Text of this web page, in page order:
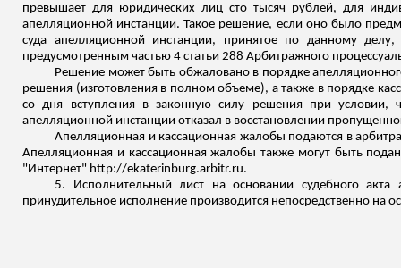
превышает для юридических лиц сто тысяч рублей, для
апелляционной инстанции. Такое решение, если оно было
суда апелляционной инстанции, принятое по данному
предусмотренным частью 4 статьи 288 Арбитражного
Решение может быть обжаловано в порядке
решения (изготовления в полном объеме), а также в порядке
со дня вступления в законную силу решения при условии,
апелляционной инстанции отказал в восстановлении
Апелляционная и кассационная жалобы подаются в
Апелляционная и кассационная жалобы также могут быть
"Интернет" http://ekaterinburg.arbitr.ru.
5. Исполнительный лист на основании судебного акта
принудительное исполнение производится непосредственно на